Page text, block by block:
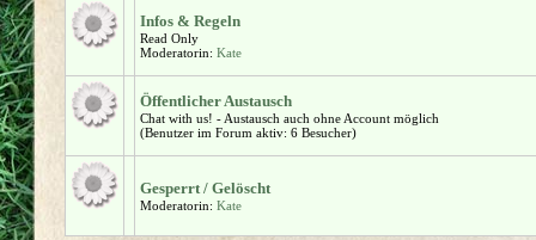
Infos & Regeln
Read Only
Moderatorin: Kate
Öffentlicher Austausch
Chat with us! - Austausch auch ohne Account möglich
(Benutzer im Forum aktiv: 6 Besucher)
Gesperrt / Gelöscht
Moderatorin: Kate